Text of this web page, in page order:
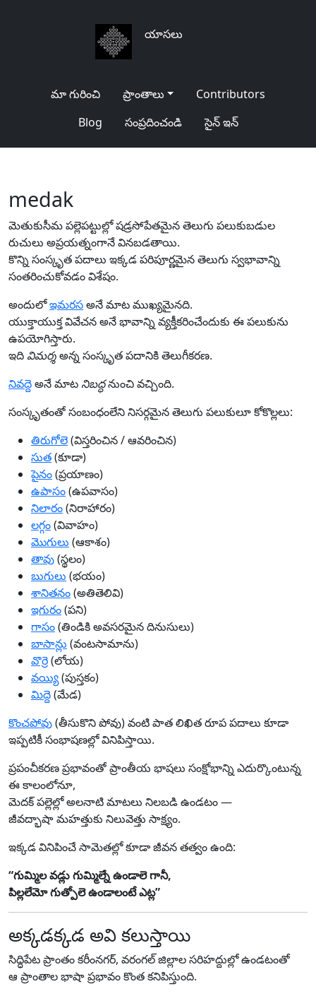
యాసలు
మా గురించి ప్రాంతాలు
Contributors
Blog
సంప్రదించండి సైన్ ఇన్
medak
మెతుకుసీమ పల్లెపట్టుల్లో షడ్రసోపేతమైన తెలుగు పలుకుబడుల
రుచులు అప్రయత్నంగానే వినబడతాయి.
కొన్ని సంస్కృత పదాలు ఇక్కడ పరిపూర్ణమైన తెలుగు స్వభావాన్ని
సంతరించుకోవడం విశేషం.
అందులోఇమరసఅనే మాట ముఖ్యమైనది.
యుక్తాయుక్త వివేచన అనే భావాన్ని వ్యక్తీకరించేందుకు ఈ పలుకును
ఉపయోగిస్తారు.
ఇది విమర్శఅన్న సంస్కృత పదానికి తెలుగీకరణ.
నివద్దెఅనే మాట నిబద్ధనుంచి వచ్చింది.
సంస్కృతంతో సంబంధంలేని నిసర్గమైన తెలుగు పలుకులూ కోకొల్లలు:
తిరుగోలె(విస్తరించిన / ఆవరించిన)
సుత(కూడా)
పైనం(ప్రయాణం)
ఉపాసం(ఉపవాసం)
నిలారం(నిరాహారం)
లగ్గం(వివాహం)
మొగులు (ఆకాశం)
తావు(స్థలం)
బుగులు (భయం)
శానితనం(అతితెలివి)
ఇగురం(పని)
గాసం(తిండికి అవసరమైన దినుసులు)
బాసాన్లు (వంటసామాను)
వొర్రె(లోయ)
వయ్యి(పుస్తకం)
మిద్దె(మేడ)
కొంచపోవు(తీసుకొని పోవు) వంటి పాత లిఖిత రూప పదాలు కూడా
ఇప్పటికీ సంభాషణల్లో వినిపిస్తాయి.
ప్రపంచీకరణ ప్రభావంతో ప్రాంతీయ భాషలు సంక్షోభాన్ని ఎదుర్కొంటున్న
ఈ కాలంలోనూ,
మెదక్‌ పల్లెల్లో అలనాటి మాటలు నిలబడి ఉండటం —
జీవద్భాషా మహత్తుకు నిలువెత్తు సాక్ష్యం.
ఇక్కడ వినిపించే సామెతల్లో కూడా జీవన తత్వం ఉంది:
“గుమ్మిల వడ్లు గుమ్మిల్నే ఉండాలె గానీ,
పిల్లలేమో గుత్పోలె ఉండాలంటే ఎట్ల”
అక్కడక్కడ అవి కలుస్తాయి
సిద్ధిపేట ప్రాంతం కరీంనగర్‌, వరంగల్‌ జిల్లాల సరిహద్దుల్లో ఉండటంతో
ఆ ప్రాంతాల భాషా ప్రభావం కొంత కనిపిస్తుంది.